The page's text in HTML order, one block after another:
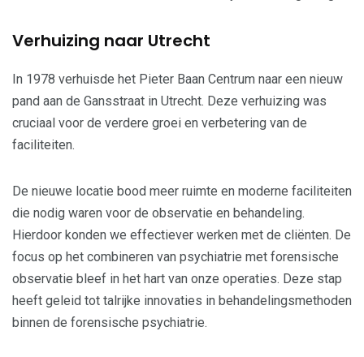
Verhuizing naar Utrecht
In 1978 verhuisde het Pieter Baan Centrum naar een nieuw
pand aan de Gansstraat in Utrecht. Deze verhuizing was
cruciaal voor de verdere groei en verbetering van de
faciliteiten.
De nieuwe locatie bood meer ruimte en moderne faciliteiten
die nodig waren voor de observatie en behandeling.
Hierdoor konden we effectiever werken met de cliënten. De
focus op het combineren van psychiatrie met forensische
observatie bleef in het hart van onze operaties. Deze stap
heeft geleid tot talrijke innovaties in behandelingsmethoden
binnen de forensische psychiatrie.